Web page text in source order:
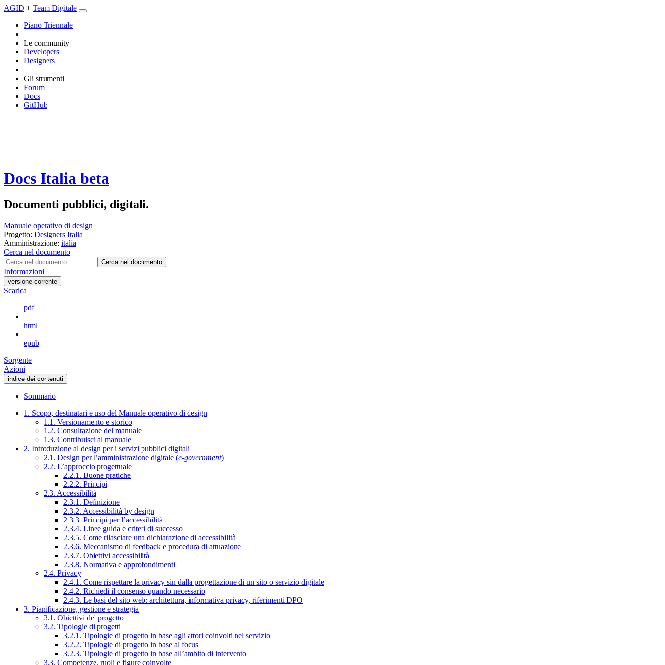
AGID + Team Digitale
Piano Triennale
Le community
Developers
Designers
Gli strumenti
Forum
Docs
GitHub
Docs Italia beta
Documenti pubblici, digitali.
Manuale operativo di design
Progetto: Designers Italia
Amministrazione: italia
Cerca nel documento
Cerca nel documento
Informazioni
versione-corrente
Scarica
pdf
html
epub
Sorgente
Azioni
indice dei contenuti
Sommario
1. Scopo, destinatari e uso del Manuale operativo di design
1.1. Versionamento e storico
1.2. Consultazione del manuale
1.3. Contribuisci al manuale
2. Introduzione al design per i servizi pubblici digitali
2.1. Design per l’amministrazione digitale (e-government)
2.2. L’approccio progettuale
2.2.1. Buone pratiche
2.2.2. Principi
2.3. Accessibilità
2.3.1. Definizione
2.3.2. Accessibilità by design
2.3.3. Principi per l’accessibilità
2.3.4. Linee guida e criteri di successo
2.3.5. Come rilasciare una dichiarazione di accessibilità
2.3.6. Meccanismo di feedback e procedura di attuazione
2.3.7. Obiettivi accessibilità
2.3.8. Normativa e approfondimenti
2.4. Privacy
2.4.1. Come rispettare la privacy sin dalla progettazione di un sito o servizio digitale
2.4.2. Richiedi il consenso quando necessario
2.4.3. Le basi del sito web: architettura, informativa privacy, riferimenti DPO
3. Pianificazione, gestione e strategia
3.1. Obiettivi del progetto
3.2. Tipologie di progetti
3.2.1. Tipologie di progetto in base agli attori coinvolti nel servizio
3.2.2. Tipologie di progetto in base al focus
3.2.3. Tipologie di progetto in base all’ambito di intervento
3.3. Competenze, ruoli e figure coinvolte